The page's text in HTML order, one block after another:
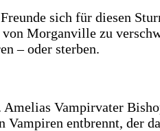
sich für diesen
Morganville zu
– oder sterben.
Vampirvater
Vampiren entbrennt,